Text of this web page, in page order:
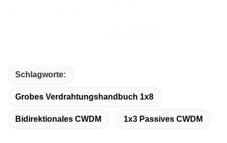
Schlagworte:
Grobes Verdrahtungshandbuch 1x8
Bidirektionales CWDM 1x3 Passives CWDM